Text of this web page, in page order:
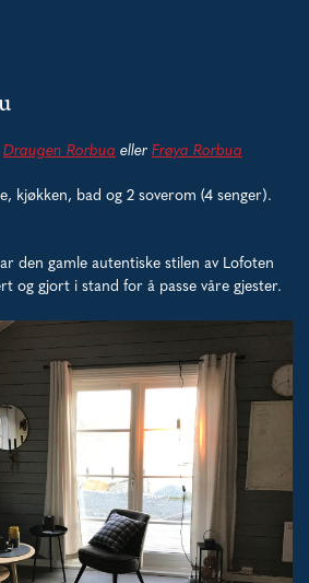
Draugen Rorbua eller Frøya Rorbua
kjøkken, bad og 2 soverom (4 senger).
den gamle autentiske stilen av Lofoten
og gjort i stand for å passe våre gjester.